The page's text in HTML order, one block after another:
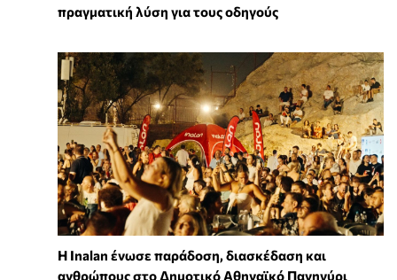
πραγματική λύση για τους οδηγούς
Η Inalan ένωσε παράδοση, διασκέδαση και
ανθρώπους στο Δημοτικό Αθηναϊκό Πανηγύρι